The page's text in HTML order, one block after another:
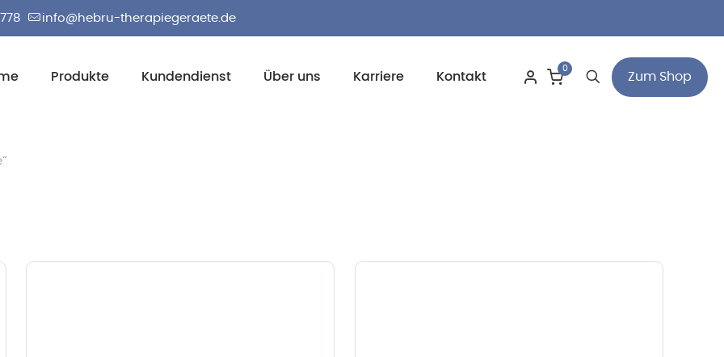
info@hebru-therapiegeraete.de
Produkte Kundendienst Über uns Karriere Kontakt
0
Zum Shop